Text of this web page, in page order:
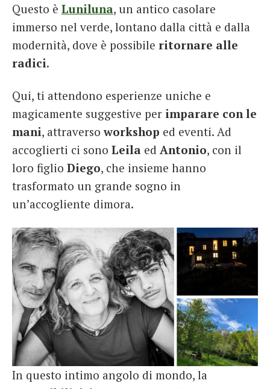
Questo è Luniluna, un antico casolare
immerso nel verde, lontano dalla città e dalla
modernità, dove è possibile ritornare alle
radici.
Qui, ti attendono esperienze uniche e
magicamente suggestive per imparare con le
mani, attraversoworkshop ed eventi. Ad
accoglierti ci sono Leila ed Antonio, con il
loro figlio Diego, che insieme hanno
trasformato un grande sogno in
un’accogliente dimora.
In questo intimo angolo di mondo, la